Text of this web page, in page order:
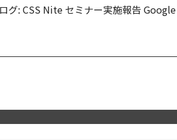
グ: CSS Nite セミナー実施報告 Google